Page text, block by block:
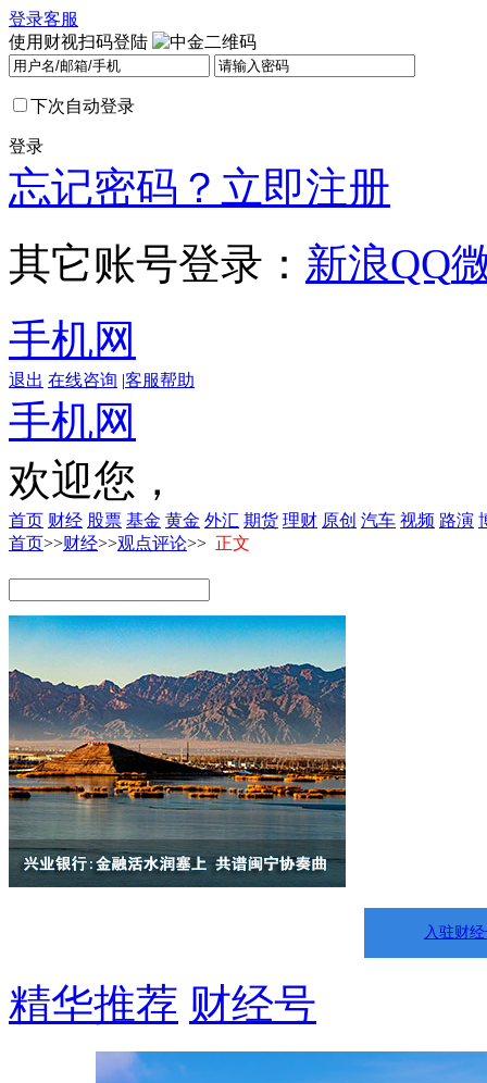
登录客服
使用财视扫码登陆
下次自动登录
登录
忘记密码？ 立即注册
其它账号登录： 新浪QQ
手机网
退出 在线咨询 |客服帮助
手机网
欢迎您，
首页 财经 股票 基金 黄金 外汇 期货 理财 原创 汽车 视频 路演
首页>>财经>>观点评论>> 正文
入驻财
精华推荐 财经号